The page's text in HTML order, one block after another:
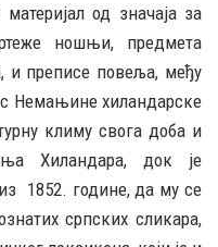
од значаја за
ношњи, предмета
и преписе повеља, међу
Немањине хиландарске
климу свога доба и
Хиландара, док је
1852. године, да му се
српских сликара,